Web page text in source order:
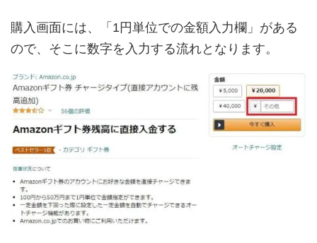
購入画面には、「1円単位での金額入力欄」がある
ので、そこに数字を入力する流れとなります。